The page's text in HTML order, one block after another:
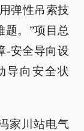
弹性吊索技
题。”项目总
-安全导向设
导向安全状
家川站电气